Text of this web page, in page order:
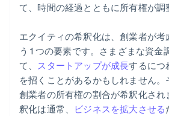
て、時間の経過とともに所有権が調
エクイティの希釈化は、創業者が考
う 1 つの要素です。さまざまな資金
て、 スタートアップが成長するにつ
を招くことがあるかもしれません
創業者の所有権の割合が希釈化さ
釈化は通常、
ビジネスを拡大させる